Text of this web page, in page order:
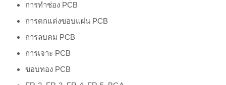
การทำช่อง PCB
การตกแต่งขอบแผ่น PCB
การลบคม PCB
การเจาะ PCB
ขอบทอง PCB